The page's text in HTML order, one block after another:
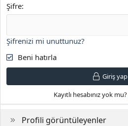
Şifre
Şifrenizi mi unuttunuz?
Beni hatırla
Giriş yap
Kayıtlı hesabınız yok mu?
Profili görüntüleyenler